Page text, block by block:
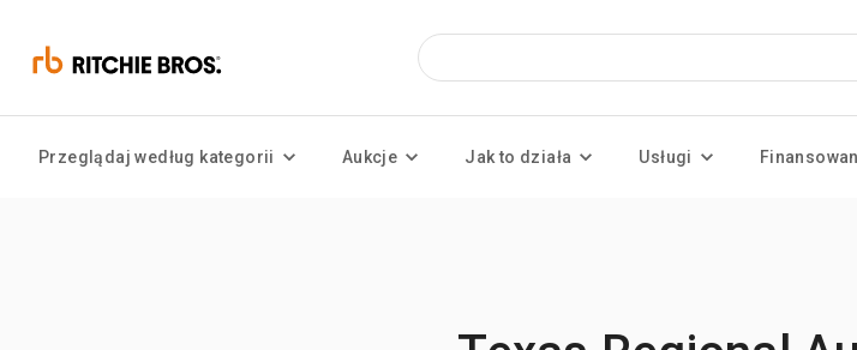
Przeglądaj według kategorii Aukcje Jak to działa Usługi